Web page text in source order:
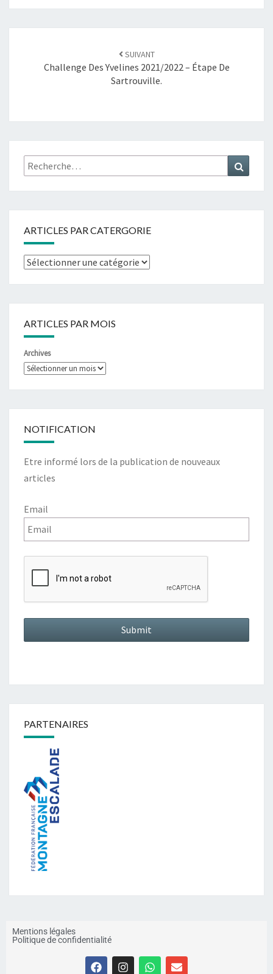
SUIVANT
Challenge Des Yvelines 2021/2022 – Étape De
Sartrouville.
ARTICLES PAR CATERGORIE
ARTICLES PAR MOIS
Archives
NOTIFICATION
Etre informé lors de la publication de nouveaux
articles
Email
PARTENAIRES
Mentions légales
Politique de confidentialité